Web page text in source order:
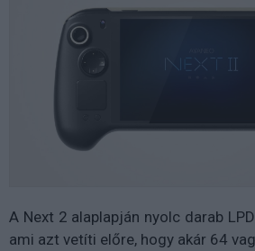
A Next 2 alaplapján nyolc darab
ami azt vetíti előre, hogy akár 64